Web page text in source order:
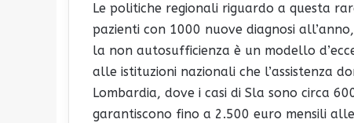
Le politiche regionali riguardo a questa
pazienti con 1000 nuove diagnosi
la non autosufficienza è un modello
alle istituzioni nazionali che l’assistenza
Lombardia, dove i casi di Sla sono circa
garantiscono fino a 2.500 euro mensili